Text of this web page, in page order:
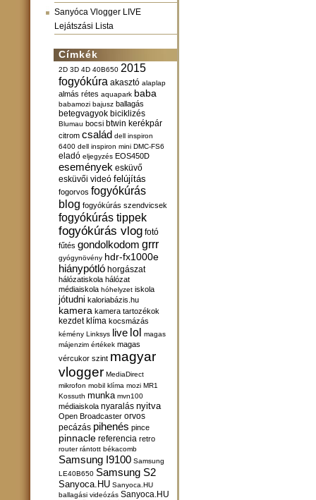
Sanyóca Vlogger LIVE
Lejátszási Lista
Címkék
2D 3D 4D 40B650 2015
fogyókúra akasztó alaplap
almás rétes aquapark baba
babamozi bajusz ballagás
betegvagyok biciklizés
Blumau bocsi btwin kerékpár
citrom család dell inspiron
6400 dell inspiron mini DMC-FS6
eladó eljegyzés EOS450D
események esküvő
esküvői videó felújítás
fogorvos fogyókúrás
blog fogyókúrás szendvicsek
fogyókúrás tippek
fogyókúrás vlog fotó
fűtés gondolkodom grrr
gyógynövény hdr-fx1000e
hiánypótló horgászat
hálózatiskola hálózat
médiaiskola hóhelyzet iskola
jótudni kaloriabázis.hu
kamera kamera tartozékok
kezdet klíma kocsmázás
kémény Linksys live lol magas
májenzim értékek magas
vércukor szint magyar
vlogger MediaDirect
mikrofon mobil klíma mozi MR1
Kossuth munka mvn100
médiaiskola nyaralás nyitva
Open Broadcaster orvos
pecázás pihenés pince
pinnacle referencia retro
router rántott békacomb
Samsung I9100 Samsung
LE40B650 Samsung S2
Sanyoca.HU Sanyoca.HU
ballagási videózás Sanyoca.HU